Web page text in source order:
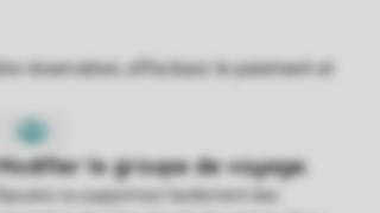
Ajoutez ou supprimez facilement des